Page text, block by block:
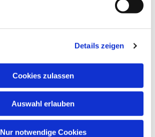
Details zeigen
Cookies zulassen
Auswahl erlauben
Nur notwendige Cookies